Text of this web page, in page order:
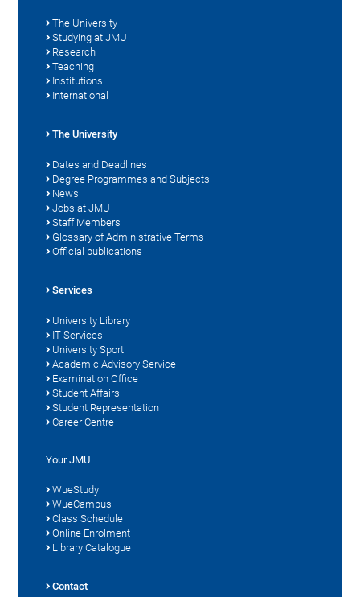
The University
Studying at JMU
Research
Teaching
Institutions
International
The University
Dates and Deadlines
Degree Programmes and Subjects
News
Jobs at JMU
Staff Members
Glossary of Administrative Terms
Official publications
Services
University Library
IT Services
University Sport
Academic Advisory Service
Examination Office
Student Affairs
Student Representation
Career Centre
Your JMU
WueStudy
WueCampus
Class Schedule
Online Enrolment
Library Catalogue
Contact